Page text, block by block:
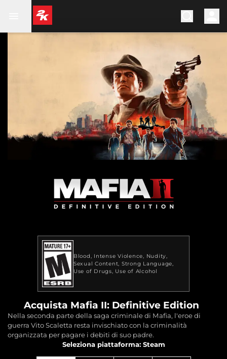
Blood Intense Violence
Nudity
Sexual Content Strong Language
Use of Drugs
Use of Alcohol
Acquista Mafia II: Definitive Edition
Nella seconda parte della saga criminale di Mafia, l'eroe di
guerra Vito Scaletta resta invischiato con la criminalità
organizzata per pagare i debiti di suo padre.
Seleziona piattaforma: Steam